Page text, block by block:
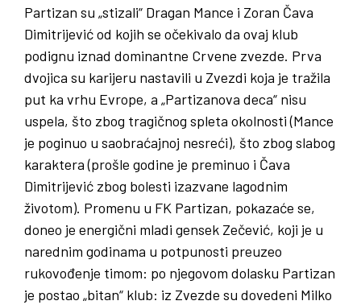
Partizan su „stizali“ Dragan Mance i Zoran Čava
Dimitrijević od kojih se očekivalo da ovaj klub
podignu iznad dominantne Crvene zvezde. Prva
dvojica su karijeru nastavili u Zvezdi koja je tražila
put ka vrhu Evrope, a „Partizanova deca“ nisu
uspela, što zbog tragičnog spleta okolnosti (Mance
je poginuo u saobraćajnoj nesreći), što zbog slabog
karaktera (prošle godine je preminuo i Čava
Dimitrijević zbog bolesti izazvane lagodnim
životom). Promenu u FK Partizan, pokazaće se,
doneo je energični mladi gensek Zečević, koji je u
narednim godinama u potpunosti preuzeo
rukovođenje timom: po njegovom dolasku Partizan
je postao „bitan“ klub: iz Zvezde su dovedeni Milko